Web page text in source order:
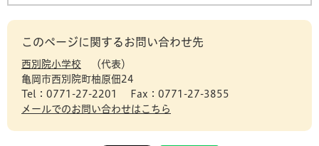
このページに関するお問い合わせ先
西別院小学校
代表
亀岡市西別院町柚原佃24
Tel：0771-27-2201
Fax：0771-27-3855
メールでのお問い合わせはこちら